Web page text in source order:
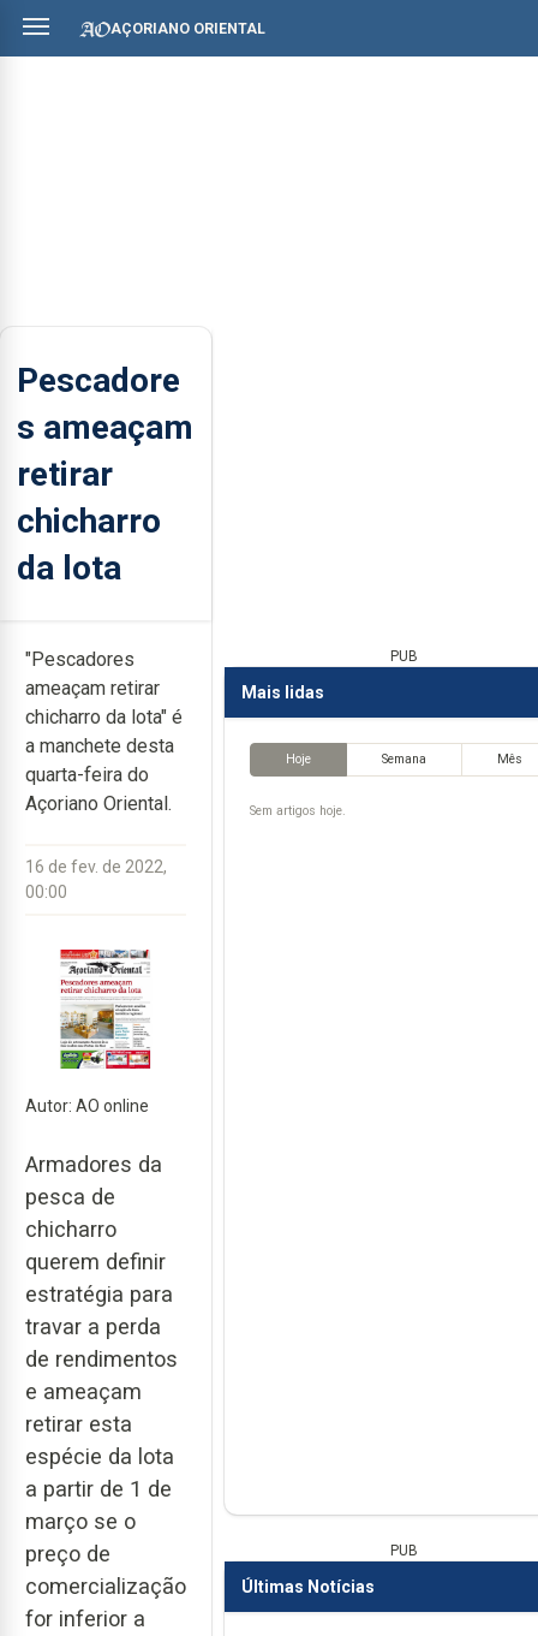
AÇORIANO ORIENTAL
Pescadore
s ameaçam
retirar
chicharro
da lota
"Pescadores
ameaçam retirar
chicharro da lota" é
a manchete desta
quarta-feira do
Açoriano Oriental.
16 de fev. de 2022,
00:00
Autor: AO online
Armadores da
pesca de
chicharro
querem definir
estratégia para
travar a perda
de rendimentos
e ameaçam
retirar esta
espécie da lota
a partir de 1 de
março se o
preço de
comercialização
for inferior a
PUB
Mais lidas
Hoje Semana Mês
Sem artigos hoje.
PUB
Últimas Notícias